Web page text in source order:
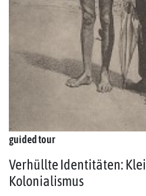
guided tour
Verhüllte Identitäten:
Kolonialismus